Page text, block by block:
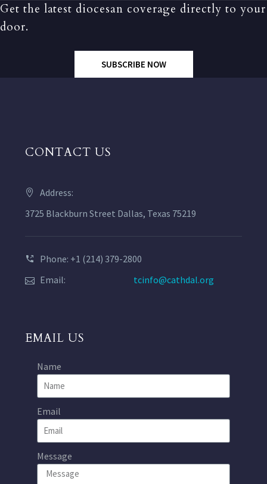
Get the latest diocesan coverage directly to your
door.
SUBSCRIBE NOW
CONTACT US
Address:
3725 Blackburn Street Dallas, Texas 75219
Phone: +1 (214) 379-2800
Email:
tcinfo@cathdal.org
EMAIL US
Name
Email
Message